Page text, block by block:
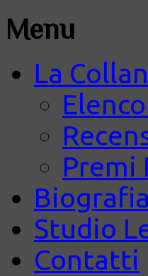
Menu
La
Premi
Biografia
Studio
Contatti